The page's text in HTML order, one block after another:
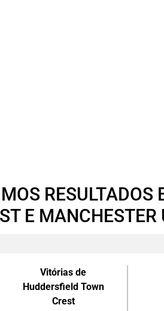
RESULTADOS
E MANCHESTER
Vitórias de
Huddersfield Town
Crest